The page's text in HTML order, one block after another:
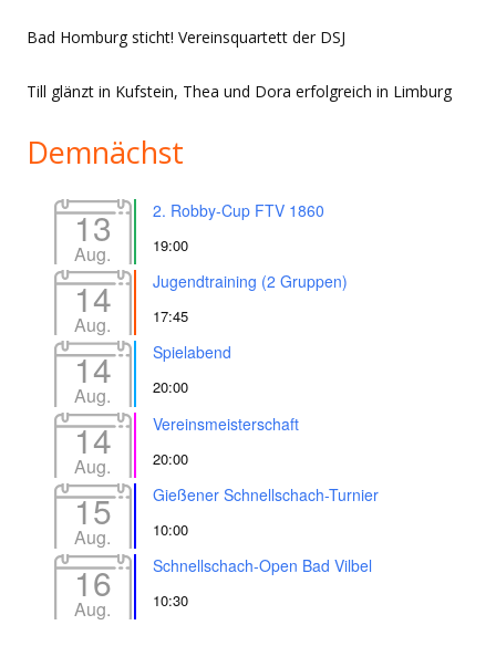
Bad Homburg sticht! Vereinsquartett der DSJ
Till glänzt in Kufstein, Thea und Dora erfolgreich in Limburg
Demnächst
13
Aug.
2. Robby-Cup FTV 1860
19:00
14
Aug.
Jugendtraining (2 Gruppen)
17:45
14
Aug.
Spielabend
20:00
14
Aug.
Vereinsmeisterschaft
20:00
15
Aug.
Gießener Schnellschach-Turnier
10:00
16
Aug.
Schnellschach-Open Bad Vilbel
10:30